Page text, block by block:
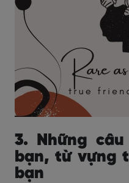
3. Những
bạn, từ vựng
bạn